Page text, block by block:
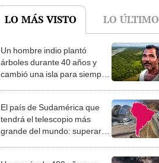
LO MÁS VISTO LO ÚLTIMO
Un hombre indio plantó
árboles durante 40 años y
cambió una isla para siempre:
Leyendas de Perú
El país de Sudamérica que
tendrá el telescopio más
grande del mundo: superará